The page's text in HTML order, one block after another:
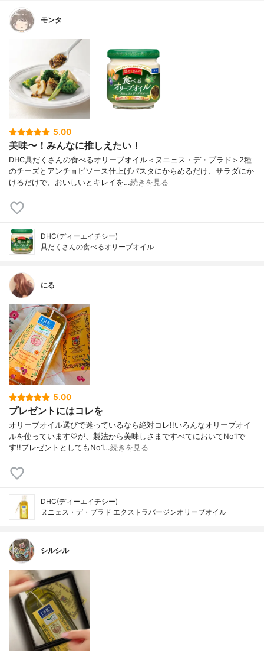
モンタ
5.00
美味〜！みんなに推しえたい！
DHC具だくさんの食べるオリーブオイル＜ヌニェス・デ・プラド＞2種
のチーズとアンチョビソース仕上げパスタにからめるだけ、サラダにか
けるだけで、おいしいとキレイを…続きを見る
DHC(ディーエイチシー)
具だくさんの食べるオリーブオイル
にる
5.00
プレゼントにはコレを
オリーブオイル選びで迷っているなら絶対コレ!!いろんなオリーブオイ
ルを使っています♡が、製法から美味しさまですべてにおいてNo1で
す!!プレゼントとしてもNo1…続きを見る
DHC(ディーエイチシー)
ヌニェス・デ・プラド エクストラバージンオリーブオイル
シルシル